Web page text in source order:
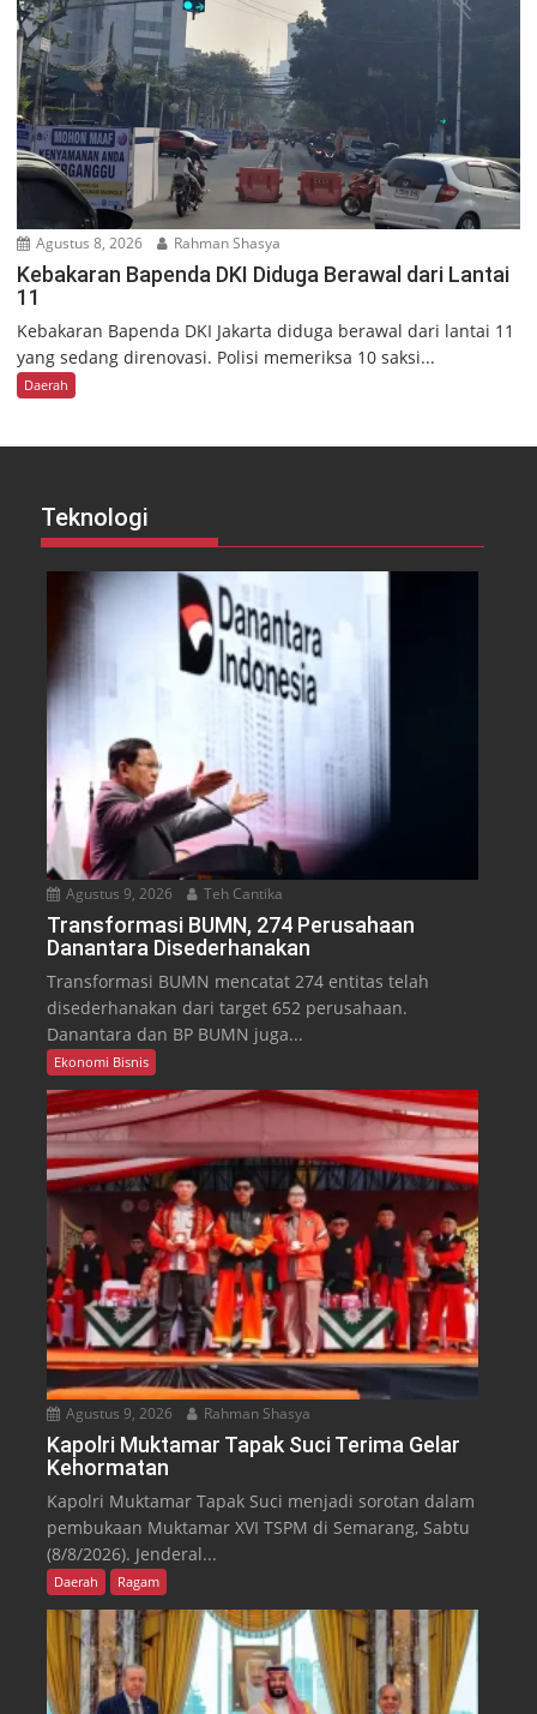
Agustus 8, 2026 Rahman Shasya
Kebakaran Bapenda DKI Diduga Berawal dari Lantai
11
Kebakaran Bapenda DKI Jakarta diduga berawal dari lantai 11
yang sedang direnovasi. Polisi memeriksa 10 saksi...
Daerah
Teknologi
Agustus 9, 2026 Teh Cantika
Transformasi BUMN, 274 Perusahaan
Danantara Disederhanakan
Transformasi BUMN mencatat 274 entitas telah
disederhanakan dari target 652 perusahaan.
Danantara dan BP BUMN juga...
Ekonomi Bisnis
Agustus 9, 2026 Rahman Shasya
Kapolri Muktamar Tapak Suci Terima Gelar
Kehormatan
Kapolri Muktamar Tapak Suci menjadi sorotan dalam
pembukaan Muktamar XVI TSPM di Semarang, Sabtu
(8/8/2026). Jenderal...
Daerah Ragam